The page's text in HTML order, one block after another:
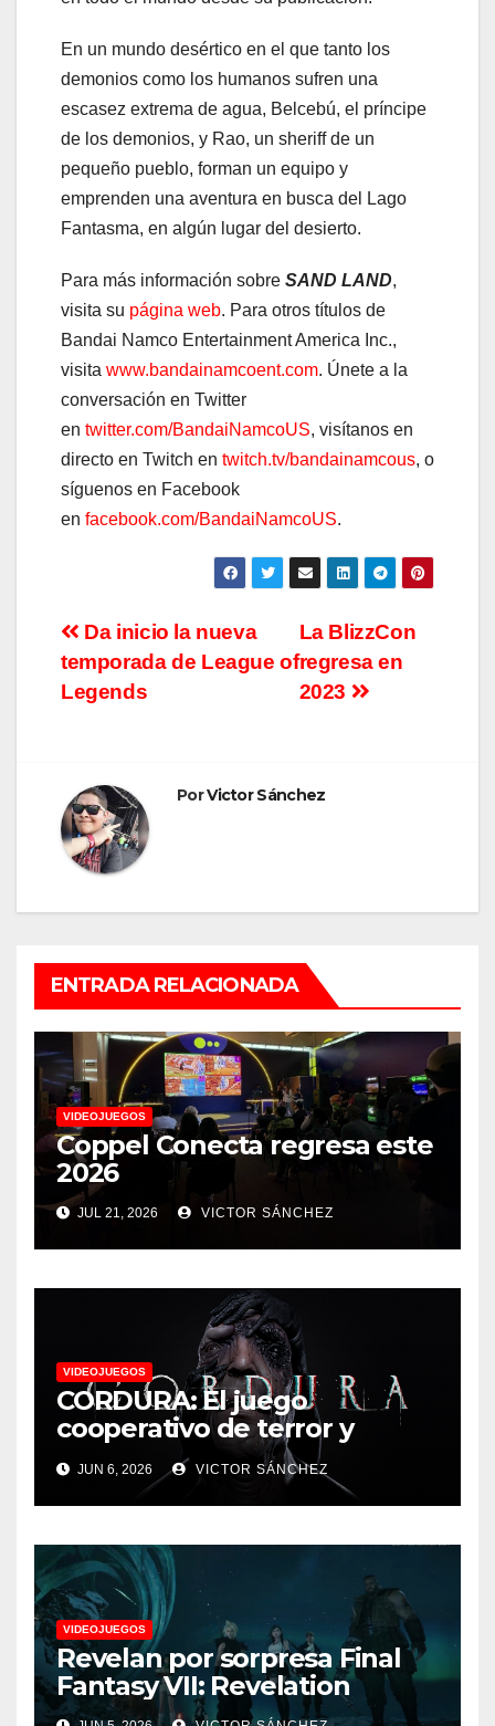
En un mundo desértico en el que tanto los
demonios como los humanos sufren una
escasez extrema de agua, Belcebú, el príncipe
de los demonios, y Rao, un sheriff de un
pequeño pueblo, forman un equipo y
emprenden una aventura en busca del Lago
Fantasma, en algún lugar del desierto.
Para más información sobre SAND LAND,
visita su página web. Para otros títulos de
Bandai Namco Entertainment America Inc.,
visita www.bandainamcoent.com. Únete a la
conversación en Twitter
en twitter.com/BandaiNamcoUS, visítanos en
directo en Twitch en twitch.tv/bandainamcous, o
síguenos en Facebook
en facebook.com/BandaiNamcoUS.
Navegación
de
La BlizzCon
regresa en
2023
Da inicio la nueva
temporada de League of
Legends
PorVictor Sánchez
ENTRADA RELACIONADA
VIDEOJUEGOS
Coppel Conecta regresa este
2026
JUL 21, 2026 VICTOR SÁNCHEZ
VIDEOJUEGOS
CORDURA: El juego
cooperativo de terror y
supervivencia AA presenta
su tráiler de jugabilidad en
Future Game Show
JUN 6, 2026 VICTOR SÁNCHEZ
VIDEOJUEGOS
Revelan por sorpresa Final
Fantasy VII: Revelation